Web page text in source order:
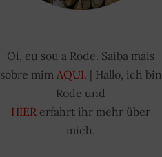
Oi, eu sou a Rode. Saiba mais
sobre mim AQUI. | Hallo, ich bin
Rode und
HIER erfahrt ihr mehr über
mich.